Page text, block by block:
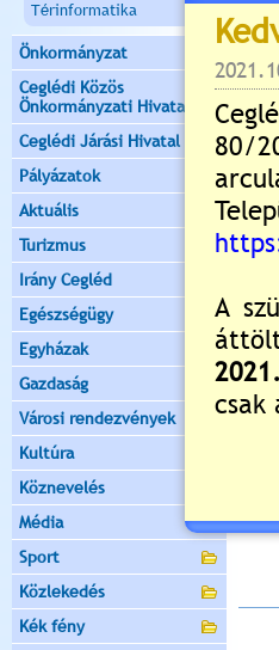
Térinformatika
Önkormányzat
Ceglédi Közös
Önkormányzati Hivatal
Ceglédi Járási Hivatal
Pályázatok
Aktuális
Turizmus
Irány Cegléd
Egészségügy
Egyházak
Gazdaság
Városi rendezvények
Kultúra
Köznevelés
Média
Sport
Közlekedés
Kék fény